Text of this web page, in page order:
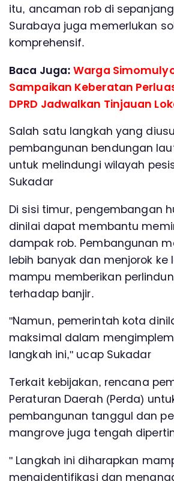
itu, ancaman rob di
Surabaya juga memerlukan
komprehensif.
Baca Juga:Warga
Sampaikan Keberatan
DPRD Jadwalkan Tinjauan
Salah satu langkah yang
pembangunan bendungan
untuk melindungi wilayah
Sukadar
Di sisi timur, pengembangan
dinilai dapat membantu
dampak rob. Pembangunan
lebih banyak dan menjorok ke
mampu memberikan
terhadap banjir.
"Namun, pemerintah kota
maksimal dalam
langkah ini," ucap Sukadar
Terkait kebijakan, rencana
Peraturan Daerah (Perda)
pembangunan tanggul dan
mangrove juga tengah
" Langkah ini diharapkan
mengidentifikasi dan